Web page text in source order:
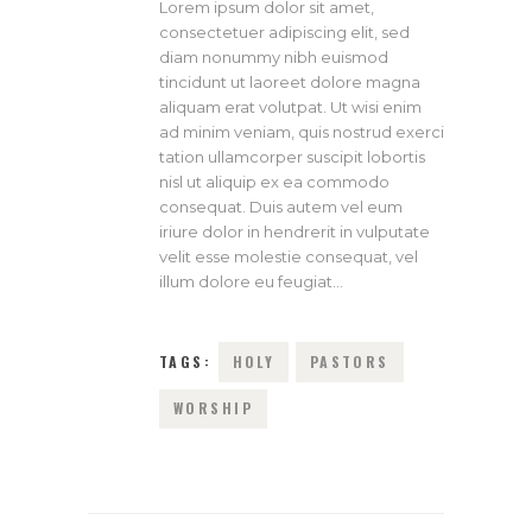
Lorem ipsum dolor sit amet,
consectetuer adipiscing elit, sed
diam nonummy nibh euismod
tincidunt ut laoreet dolore magna
aliquam erat volutpat. Ut wisi enim
ad minim veniam, quis nostrud exerci
tation ullamcorper suscipit lobortis
nisl ut aliquip ex ea commodo
consequat. Duis autem vel eum
iriure dolor in hendrerit in vulputate
velit esse molestie consequat, vel
illum dolore eu feugiat…
TAGS: HOLY PASTORS
WORSHIP